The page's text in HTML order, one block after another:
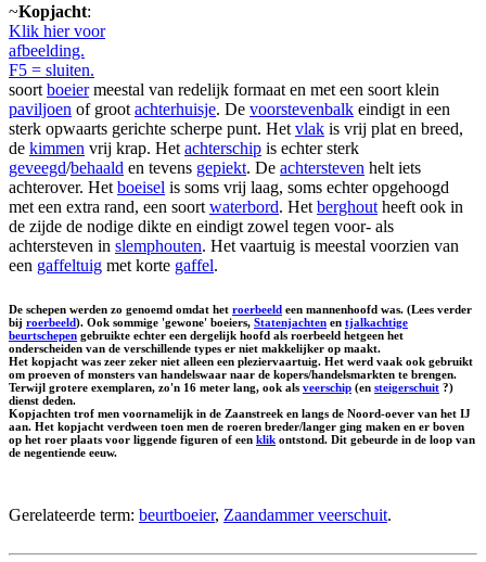
~Kopjacht:
Klik hier voor
afbeelding.
F5 = sluiten.
soort boeiermeestal van redelijk formaat en met een soort klein
paviljoen of groot achterhuisje. De voorstevenbalk eindigt in een
sterk opwaarts gerichte scherpe punt. Het vlak is vrij plat en breed,
de kimmen vrij krap. Het achterschip is echter sterk
geveegd/behaald en tevens gepiekt. De achtersteven helt iets
achterover. Het boeisel is soms vrij laag, soms echter opgehoogd
met een extra rand, een soort waterbord. Het berghout heeft ook in
de zijde de nodige dikte en eindigt zowel tegen voor- als
achtersteven in slemphouten. Het vaartuig is meestal voorzien van
een gaffeltuig met korte gaffel.
De schepen werden zo genoemd omdat het roerbeeld een mannenhoofd was. (Lees verder
bij roerbeeld). Ook sommige 'gewone' boeiers, Statenjachten en tjalkachtige
beurtschepen gebruikte echter een dergelijk hoofd als roerbeeld hetgeen het
onderscheiden van de verschillende types er niet makkelijker op maakt.
Het kopjacht was zeer zeker niet alleen een pleziervaartuig. Het werd vaak ook gebruikt
om proeven of monsters van handelswaar naar de kopers/handelsmarkten te brengen.
Terwijl grotere exemplaren, zo'n 16 meter lang, ook als veerschip (en steigerschuit ?)
dienst deden.
Kopjachten trof men voornamelijk in de Zaanstreek en langs de Noord-oever van het IJ
aan. Het kopjacht verdween toen men de roeren breder/langer ging maken en er boven
op het roer plaats voor liggende figuren of een klik ontstond. Dit gebeurde in de loop van
de negentiende eeuw.
Gerelateerde term: beurtboeier, Zaandammer veerschuit.